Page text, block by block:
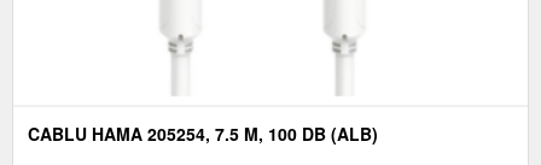
CABLU HAMA 205254, 7.5 M, 100 DB (ALB)